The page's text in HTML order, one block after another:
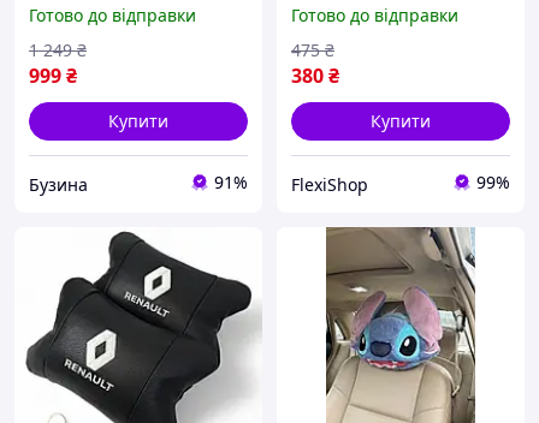
підголовник buzyna
Готово до відправки
999₴
1 249 ₴
Купити
Бузина 91%
підголівник для шиї в
автокрісло 1 шт.
Готово до відправки
380₴
475 ₴
Купити
FlexiShop 99%